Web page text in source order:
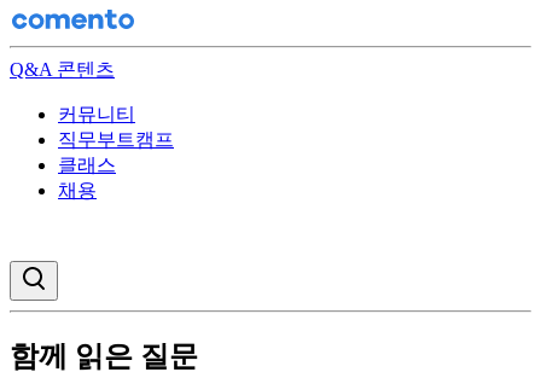
Q&A 콘텐츠
커뮤니티
직무부트캠프
클래스
채용
함께 읽은 질문